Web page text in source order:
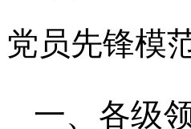
党员先锋模
一、各级